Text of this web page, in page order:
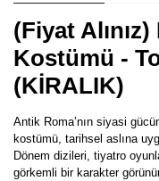
(Fiyat
Kostümü -
(KİRALIK)
Antik Roma’nın siyasi
kostümü, tarihsel aslına
Dönem dizileri, tiyatro
görkemli bir karakter